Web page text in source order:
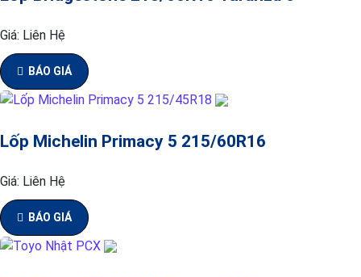
Giá: Liên Hệ
BÁO GIÁ
Lốp Michelin Primacy 5 215/60R16
Giá: Liên Hệ
BÁO GIÁ